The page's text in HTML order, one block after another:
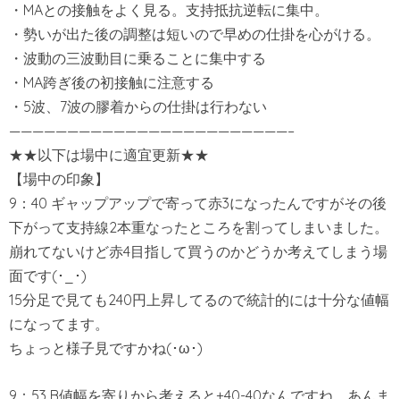
・MAとの接触をよく見る。支持抵抗逆転に集中。
・勢いが出た後の調整は短いので早めの仕掛を心がける。
・波動の三波動目に乗ることに集中する
・MA跨ぎ後の初接触に注意する
・5波、7波の膠着からの仕掛は行わない
————————————————————————–
★★以下は場中に適宜更新★★
【場中の印象】
9：40 ギャップアップで寄って赤3になったんですがその後
下がって支持線2本重なったところを割ってしまいました。
崩れてないけど赤4目指して買うのかどうか考えてしまう場
面です(･_･)
15分足で見ても240円上昇してるので統計的には十分な値幅
になってます。
ちょっと様子見ですかね(･ω･)
9：53 B値幅を寄りから考えると+40-40なんですね。あんま